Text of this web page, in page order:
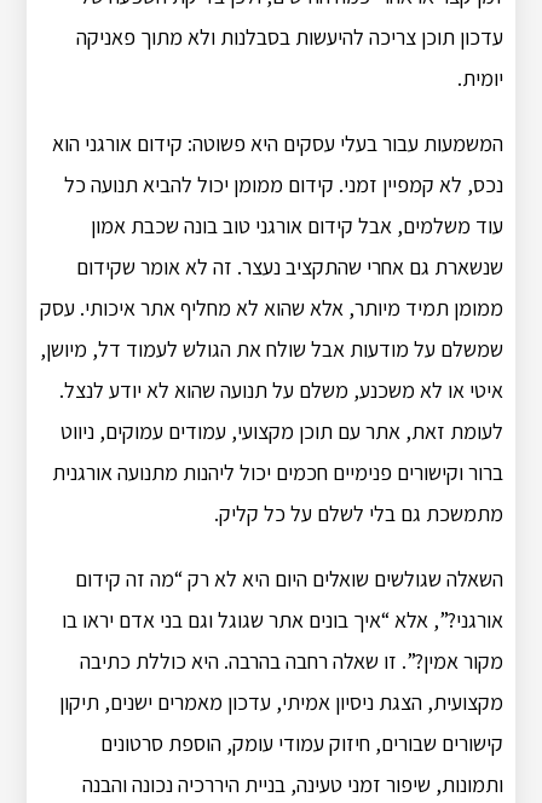
עדכון תוכן צריכה להיעשות בסבלנות ולא מתוך פאניקה
יומית.
המשמעות עבור בעלי עסקים היא פשוטה: קידום אורגני הוא
נכס, לא קמפיין זמני. קידום ממומן יכול להביא תנועה כל
עוד משלמים, אבל קידום אורגני טוב בונה שכבת אמון
שנשארת גם אחרי שהתקציב נעצר. זה לא אומר שקידום
ממומן תמיד מיותר, אלא שהוא לא מחליף אתר איכותי. עסק
שמשלם על מודעות אבל שולח את הגולש לעמוד דל, מיושן,
איטי או לא משכנע, משלם על תנועה שהוא לא יודע לנצל.
לעומת זאת, אתר עם תוכן מקצועי, עמודים עמוקים, ניווט
ברור וקישורים פנימיים חכמים יכול ליהנות מתנועה אורגנית
מתמשכת גם בלי לשלם על כל קליק.
השאלה שגולשים שואלים היום היא לא רק “מה זה קידום
אורגני?”, אלא “איך בונים אתר שגוגל וגם בני אדם יראו בו
מקור אמין?”. זו שאלה רחבה בהרבה. היא כוללת כתיבה
מקצועית, הצגת ניסיון אמיתי, עדכון מאמרים ישנים, תיקון
קישורים שבורים, חיזוק עמודי עומק, הוספת סרטונים
ותמונות, שיפור זמני טעינה, בניית היררכיה נכונה והבנה